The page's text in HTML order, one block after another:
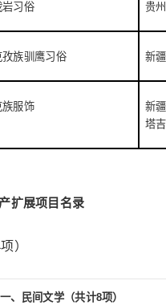
岩习俗 贵
孜族驯鹰习俗 新
族服饰
新
塔
扩展项目名录
）
一、民间文学（共计8项）